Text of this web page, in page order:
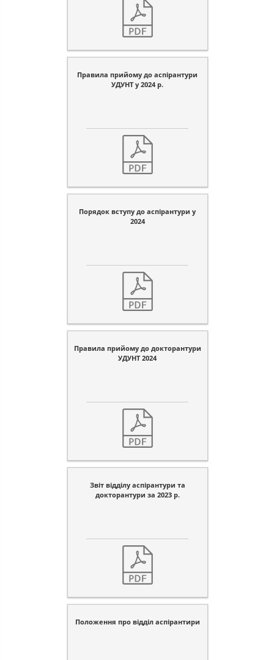
Правила прийому до аспірантури
УДУНТ у 2024 р.
Порядок вступу до аспірантури у
2024
Правила прийому до докторантури
УДУНТ 2024
Звіт відділу аспірантури та
докторантури за 2023 р.
Положення про відділ аспірантири